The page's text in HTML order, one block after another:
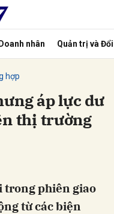
Doanh nhân Quản trị và
hợp
áp lực dư
thị trường
trong phiên giao
từ các biện
Hủy